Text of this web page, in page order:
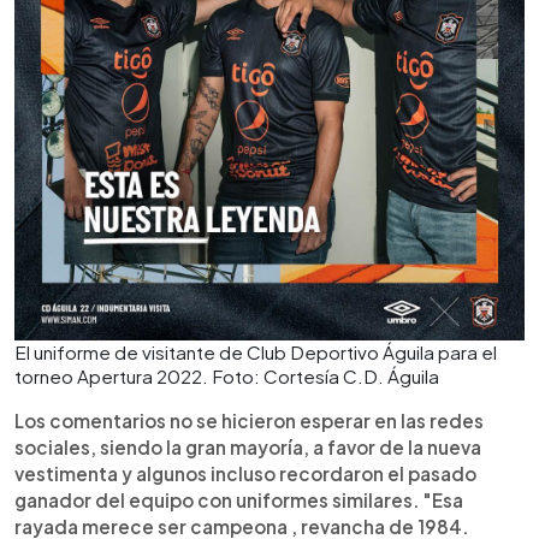
El uniforme de visitante de Club Deportivo Águila para el
torneo Apertura 2022. Foto: Cortesía C.D. Águila
Los comentarios no se hicieron esperar en las redes
sociales, siendo la gran mayoría, a favor de la nueva
vestimenta y algunos incluso recordaron el pasado
ganador del equipo con uniformes similares. "Esa
rayada merece ser campeona , revancha de 1984.